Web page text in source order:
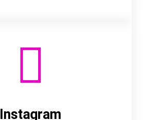
Instagram